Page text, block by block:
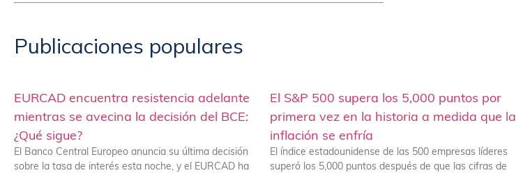
Publicaciones populares
EURCAD encuentra resistencia adelante
mientras se avecina la decisión del BCE:
¿Qué sigue?
El Banco Central Europeo anuncia su última decisión
sobre la tasa de interés esta noche, y el EURCAD ha
El S&P 500 supera los 5,000 puntos por
primera vez en la historia a medida que la
inflación se enfría
El índice estadounidense de las 500 empresas líderes
superó los 5,000 puntos después de que las cifras de